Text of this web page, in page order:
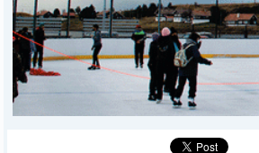
POLICIALES
I-DIARIO
MÁS
BÚSQUEDA